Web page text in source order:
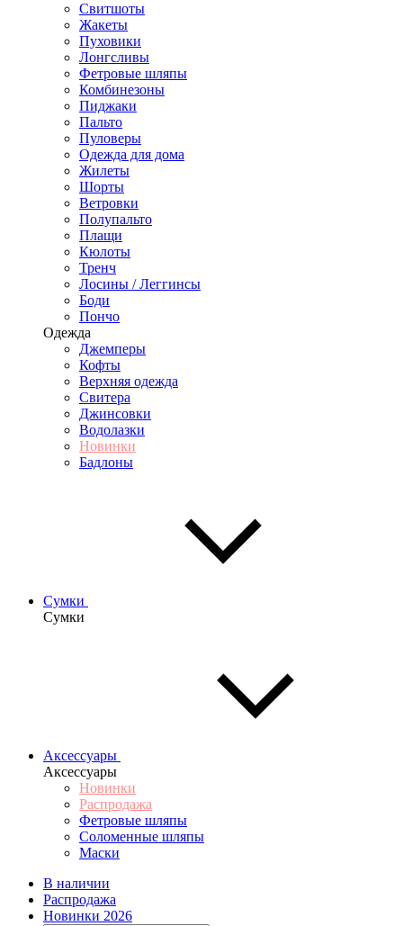
Свитшоты
Жакеты
Пуховики
Лонгсливы
Фетровые шляпы
Комбинезоны
Пиджаки
Пальто
Пуловеры
Одежда для дома
Жилеты
Шорты
Ветровки
Полупальто
Плащи
Кюлоты
Тренч
Лосины / Леггинсы
Боди
Пончо
Одежда
Джемперы
Кофты
Верхняя одежда
Свитера
Джинсовки
Водолазки
Новинки
Бадлоны
Сумки
Сумки
Аксессуары
Аксессуары
Новинки
Распродажа
Фетровые шляпы
Соломенные шляпы
Маски
В наличии
Распродажа
Новинки 2026